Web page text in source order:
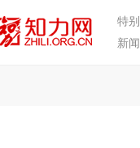
特
新